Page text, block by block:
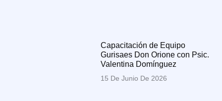
Capacitación de Equipo
Gurisaes Don Orione con Psic.
Valentina Domínguez
15 De Junio De 2026